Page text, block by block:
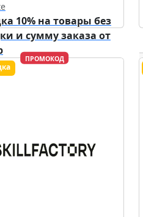
10% на товары без
и сумму заказа от
ПРОМОКОД